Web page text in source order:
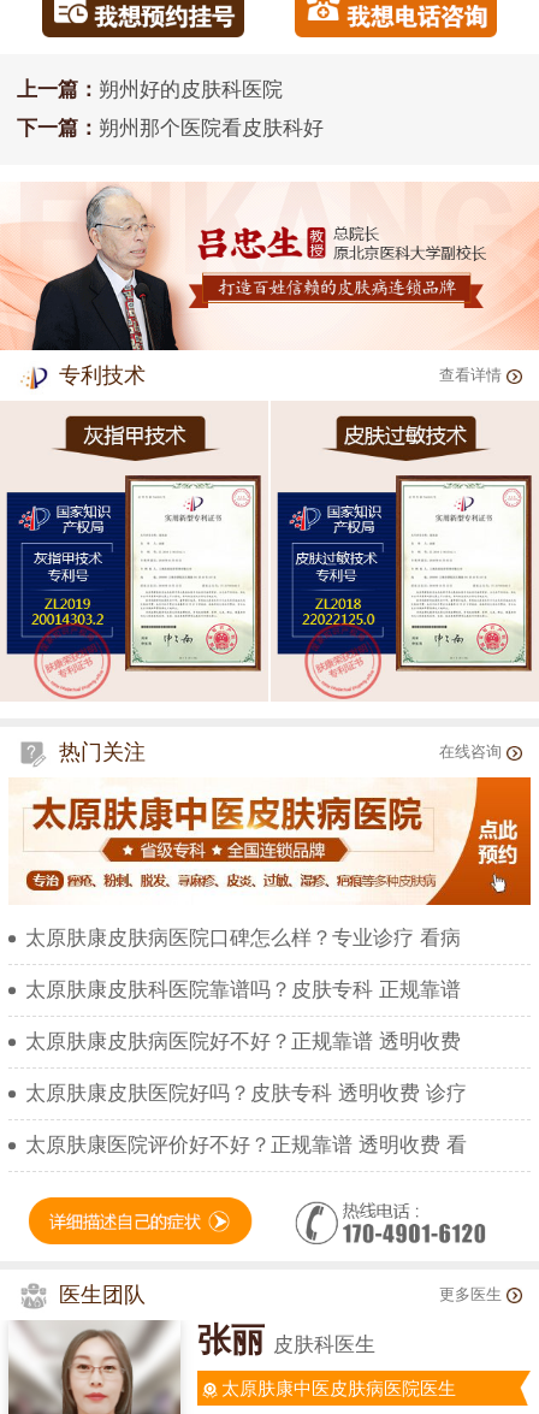
上一篇： 朔州好的皮肤科医院
下一篇： 朔州那个医院看皮肤科好
专利技术 查看详情
热门关注 在线咨询
太原肤康皮肤病医院口碑怎么样？专业诊疗 看病
太原肤康皮肤科医院靠谱吗？皮肤专科 正规靠谱
太原肤康皮肤病医院好不好？正规靠谱 透明收费
太原肤康皮肤医院好吗？皮肤专科 透明收费 诊疗
太原肤康医院评价好不好？正规靠谱 透明收费 看
医生团队 更多医生
张丽 皮肤科医生
太原肤康中医皮肤病医院医生